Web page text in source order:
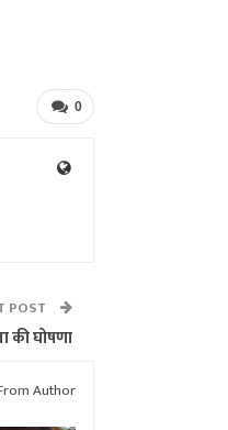
0
POST
घोषणा
Author